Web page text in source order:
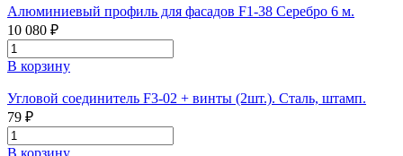
Алюминиевый профиль для фасадов F1-38 Серебро 6 м.
10 080 ₽
В корзину
Угловой соединитель F3-02 + винты (2шт.). Сталь, штамп.
79 ₽
В корзину